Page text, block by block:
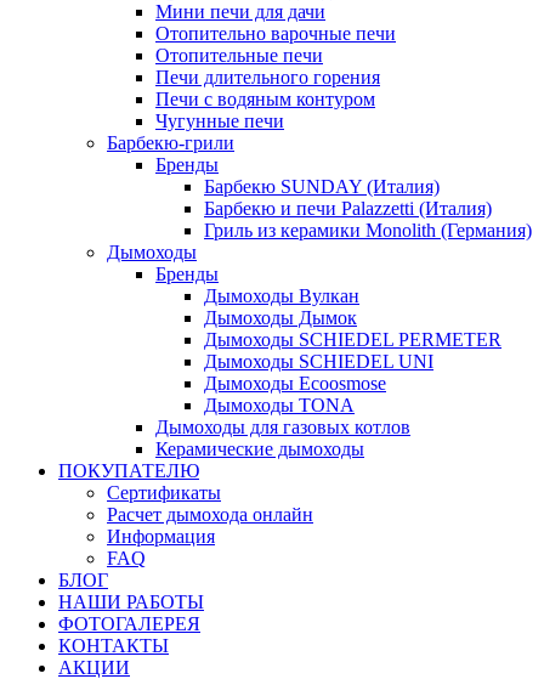
Мини печи для дачи
Отопительно варочные печи
Отопительные печи
Печи длительного горения
Печи с водяным контуром
Чугунные печи
Барбекю-грили
Бренды
Барбекю SUNDAY (Италия)
Барбекю и печи Palazzetti (Италия)
Гриль из керамики Monolith (Германия)
Дымоходы
Бренды
Дымоходы Вулкан
Дымоходы Дымок
Дымоходы SCHIEDEL PERMETER
Дымоходы SCHIEDEL UNI
Дымоходы Ecoosmose
Дымоходы TONA
Дымоходы для газовых котлов
Керамические дымоходы
ПОКУПАТЕЛЮ
Сертификаты
Расчет дымохода онлайн
Информация
FAQ
БЛОГ
НАШИ РАБОТЫ
ФОТОГАЛЕРЕЯ
КОНТАКТЫ
АКЦИИ